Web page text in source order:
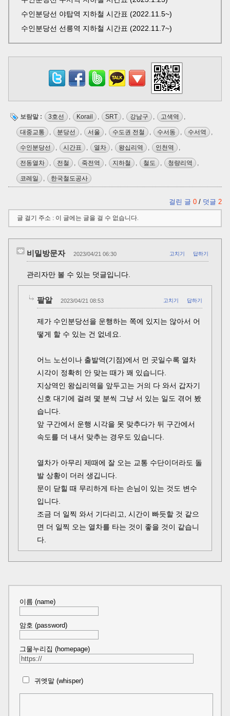
수인분당선 야탑역 지하철 시간표 (2022.11.5~)
수인분당선 선릉역 지하철 시간표 (2022.11.7~)
보람말 : 3호선 , Korail , SRT , 강남구 , 고색역 ,
대중교통 , 분당선 , 서울 , 수도권 전철 , 수서동 , 수서역 ,
수인분당선 , 시간표 , 열차 , 왕십리역 , 인천역 ,
전동열차 , 전철 , 죽전역 , 지하철 , 철도 , 청량리역 ,
코레일 , 한국철도공사
걸린 글 0 / 덧글 2
글 걸기 주소 : 이 글에는 글을 걸 수 없습니다.
비밀방문자 2023/04/21 06:30 고치기 답하기
관리자만 볼 수 있는 덧글입니다.
팥알 2023/04/21 08:53 고치기 답하기
제가 수인분당선을 운행하는 쪽에 있지는 않아서 어
떻게 할 수 있는 건 없네요.
어느 노선이나 출발역(기점)에서 먼 곳일수록 열차
시각이 정확히 안 맞는 때가 꽤 있습니다.
지상역인 왕십리역을 앞두고는 거의 다 와서 갑자기
신호 대기에 걸려 몇 분씩 그냥 서 있는 일도 겪어 봤
습니다.
앞 구간에서 운행 시각을 못 맞추다가 뒤 구간에서
속도를 더 내서 맞추는 경우도 있습니다.
열차가 아무리 제때에 잘 오는 교통 수단이더라도 돌
발 상황이 더러 생깁니다.
문이 닫힐 때 무리하게 타는 손님이 있는 것도 변수
입니다.
조금 더 일찍 와서 기다리고, 시간이 빠듯할 것 같으
면 더 일찍 오는 열차를 타는 것이 좋을 것이 같습니
다.
이름 (name)
암호 (password)
그물누리집 (homepage)
귀엣말 (whisper)